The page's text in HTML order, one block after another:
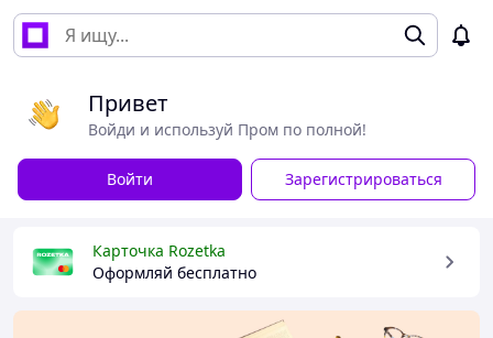
Привет
Войди и используй Пром по полной!
Войти Зарегистрироваться
Карточка Rozetka
Оформляй бесплатно